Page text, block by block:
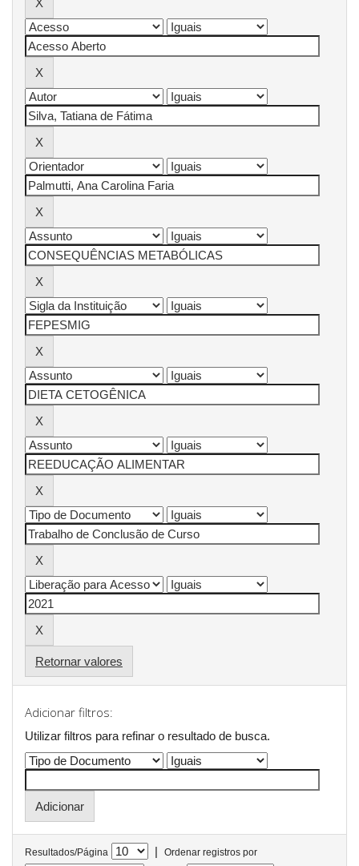
Retornar valores
Adicionar filtros:
Utilizar filtros para refinar o resultado de busca.
Resultados/Página |
Ordenar registros por